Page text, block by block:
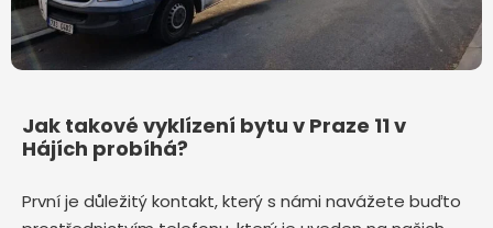
Jak takové vyklízení bytu v Praze 11 v
Hájích probíhá?
První je důležitý kontakt, který s námi navážete buďto